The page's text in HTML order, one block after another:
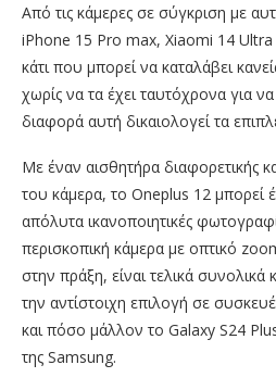
Από τις κάμερες σε σύγκριση με
iPhone 15 Pro max, Xiaomi 14 Ultra
κάτι που μπορεί να καταλάβει
χωρίς να τα έχει ταυτόχρονα για
διαφορά αυτή δικαιολογεί τα
Mε έναν αισθητήρα διαφορετικής
του κάμερα, το Oneplus 12 μπορεί
απόλυτα ικανοποιητικές
περισκοπική κάμερα με οπτικό
στην πράξη, είναι τελικά
την αντίστοιχη επιλογή σε
και πόσο μάλλον το Galaxy S24
της Samsung.